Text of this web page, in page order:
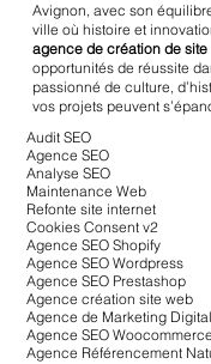
Avignon, avec son
ville où histoire et
agence de création de
opportunités de réussite
passionné de culture,
vos projets peuvent
Audit SEO
Agence SEO
Analyse SEO
Maintenance Web
Refonte site internet
Cookies Consent v2
Agence SEO Shopify
Agence SEO Wordpress
Agence SEO Prestashop
Agence création site web
Agence de Marketing Digital
Agence SEO Woocommerce
Agence Référencement